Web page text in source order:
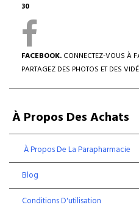
30
FACEBOOK. CONNECTEZ-VOUS À
PARTAGEZ DES PHOTOS ET DES
À Propos Des Achats
À Propos De La Parapharmacie
Blog
Conditions D'utilisation